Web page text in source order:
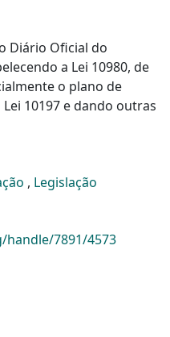
Diário Oficial do
a Lei 10980, de
o plano de
10197 e dando outras
, Legislação
7891/4573